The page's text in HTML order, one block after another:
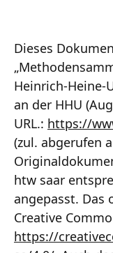
Dieses
Heinrich-Heine-
an der HHU
URL.: https://
(zul. abgerufen
htw saar
angepasst. Das
Creative
https://